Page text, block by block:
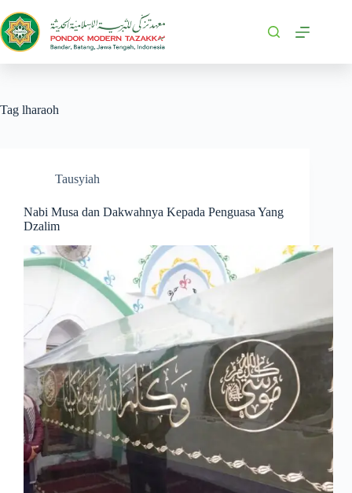
Tag lharaoh
Tausyiah
Nabi Musa dan Dakwahnya Kepada Penguasa Yang
Dzalim